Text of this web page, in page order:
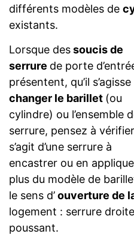
différents modèles de
existants.
Lorsque dessoucis de
serrure de porte
présentent, qu’il
changer le barillet (ou
cylindre) ou l’ensemble
serrure, pensez à vérifier
s’agit d’une serrure à
encastrer ou en
plus du modèle de
le sens d’ouverture de
logement : serrure
poussant.